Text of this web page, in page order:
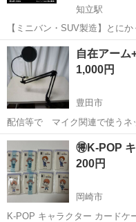
知立駅
【ミニバン・SUV製造】とに
20万円支給！／寮費無料＆生
あり◎ ミニバン・SUV製造 トヨタ車体各工場でのミニバン・SUV新
車製造に関わる諸作...
愛知 刈谷市 知立駅
自在アー
1,000円
豊田市
配信等で マイク関連で使うネ
愛知 豊田市
🉐K-POP
200円
岡崎市
K-POP キャラクター カードケ